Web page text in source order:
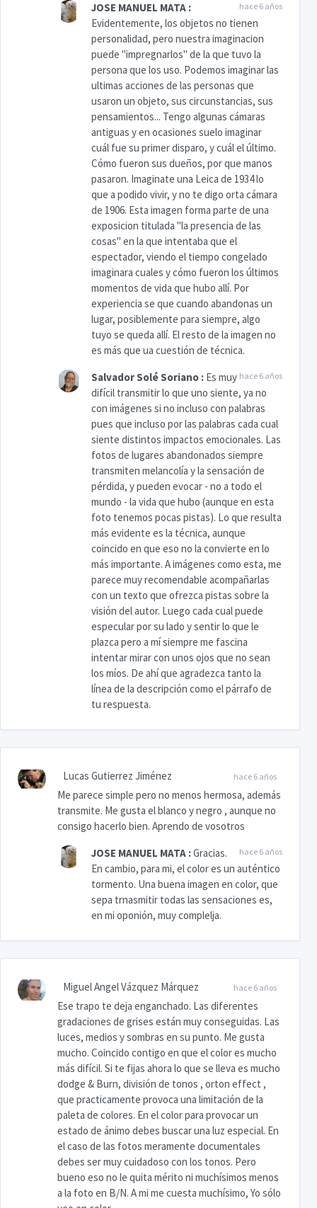
JOSE MANUEL MATA : hace 6 años
Evidentemente, los objetos no tienen
personalidad, pero nuestra imaginacion
puede "impregnarlos" de la que tuvo la
persona que los uso. Podemos imaginar las
ultimas acciones de las personas que
usaron un objeto, sus circunstancias, sus
pensamientos... Tengo algunas cámaras
antiguas y en ocasiones suelo imaginar
cuál fue su primer disparo, y cuál el último.
Cómo fueron sus dueños, por que manos
pasaron. Imaginate una Leica de 1934 lo
que a podido vivir, y no te digo orta cámara
de 1906. Esta imagen forma parte de una
exposicion titulada "la presencia de las
cosas" en la que intentaba que el
espectador, viendo el tiempo congelado
imaginara cuales y cómo fueron los últimos
momentos de vida que hubo allí. Por
experiencia se que cuando abandonas un
lugar, posiblemente para siempre, algo
tuyo se queda allí. El resto de la imagen no
es más que ua cuestión de técnica.
Salvador Solé Soriano : hace 6 años
Es muy
difícil transmitir lo que uno siente, ya no
con imágenes si no incluso con palabras
pues que incluso por las palabras cada cual
siente distintos impactos emocionales. Las
fotos de lugares abandonados siempre
transmiten melancolía y la sensación de
pérdida, y pueden evocar - no a todo el
mundo - la vida que hubo (aunque en esta
foto tenemos pocas pistas). Lo que resulta
más evidente es la técnica, aunque
coincido en que eso no la convierte en lo
más importante. A imágenes como esta, me
parece muy recomendable acompañarlas
con un texto que ofrezca pistas sobre la
visión del autor. Luego cada cual puede
especular por su lado y sentir lo que le
plazca pero a mí siempre me fascina
intentar mirar con unos ojos que no sean
los míos. De ahí que agradezca tanto la
línea de la descripción como el párrafo de
tu respuesta.
hace 6 años
Lucas Gutierrez Jiménez
Me parece simple pero no menos hermosa, además
transmite. Me gusta el blanco y negro , aunque no
consigo hacerlo bien. Aprendo de vosotros
JOSE MANUEL MATA : hace 6 años
Gracias.
En cambio, para mi, el color es un auténtico
tormento. Una buena imagen en color, que
sepa trnasmitir todas las sensaciones es,
en mi oponión, muy complelja.
hace 6 años
Miguel Angel Vázquez Márquez
Ese trapo te deja enganchado. Las diferentes
gradaciones de grises están muy conseguidas. Las
luces, medios y sombras en su punto. Me gusta
mucho. Coincido contigo en que el color es mucho
más difícil. Si te fijas ahora lo que se lleva es mucho
dodge & Burn, división de tonos , orton effect ,
que practicamente provoca una limitación de la
paleta de colores. En el color para provocar un
estado de ánimo debes buscar una luz especial. En
el caso de las fotos meramente documentales
debes ser muy cuidadoso con los tonos. Pero
bueno eso no le quita mérito ni muchísimos menos
a la foto en B/N. A mi me cuesta muchísimo, Yo sólo